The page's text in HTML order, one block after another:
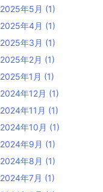
2025年5月 (1)
2025年4月 (1)
2025年3月 (1)
2025年2月 (1)
2025年1月 (1)
2024年12月 (1)
2024年11月 (1)
2024年10月 (1)
2024年9月 (1)
2024年8月 (1)
2024年7月 (1)